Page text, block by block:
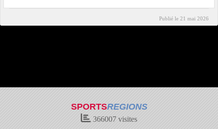
Publié le 21 mai 2026
SPORTSREGIONS
366007 visites